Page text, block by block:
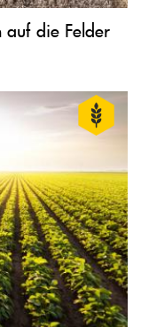
auf die Felder